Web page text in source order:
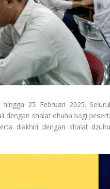
25 Februari 2025.
dengan shalat dhuha bagi
diakhiri dengan shalat